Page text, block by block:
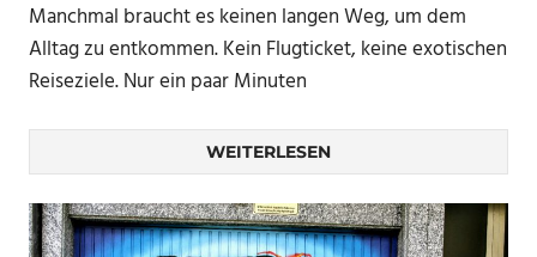
Manchmal braucht es keinen langen Weg, um dem
Alltag zu entkommen. Kein Flugticket, keine exotischen
Reiseziele. Nur ein paar Minuten
WEITERLESEN